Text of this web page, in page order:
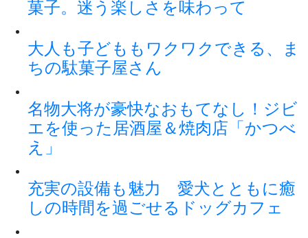
菓子。迷う楽しさを味わって
大人も子どももワクワクできる、ま
ちの駄菓子屋さん
名物大将が豪快なおもてなし！ジビ
エを使った居酒屋＆焼肉店「かつべ
え」
充実の設備も魅力 愛犬とともに癒
しの時間を過ごせるドッグカフェ